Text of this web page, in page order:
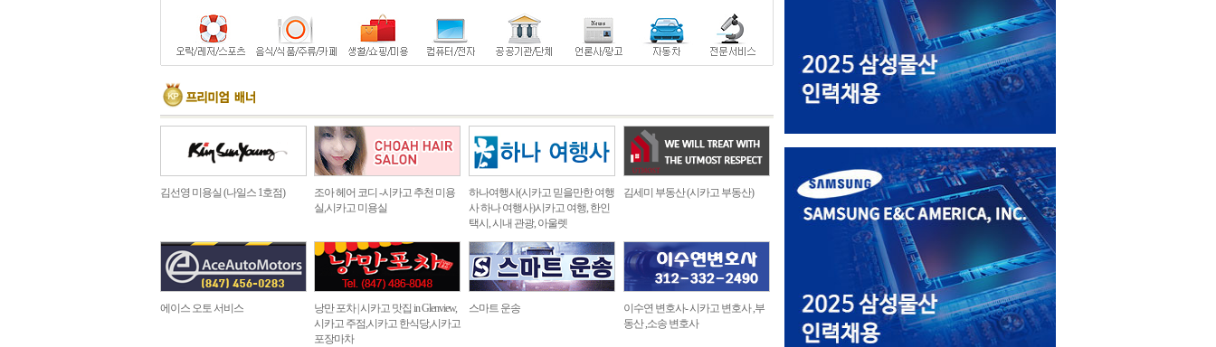
김선영 미용실 (나일스 1호점)
조아 헤어 코디 -시카고 추천 미용
실,시카고 미용실
하나여행사(시카고 믿을만한 여행
사 하나 여행사)시카고 여행, 한인
택시, 시내 관광, 아울렛
김세미 부동산 (시카고 부동산)
에이스 오토 서비스
낭만 포차 | 시카고 맛집 in Glenview,
시카고 주점,시카고 한식당,시카고
포장마차
스마트 운송
이수연 변호사- 시카고 변호사 ,부
동산 ,소송 변호사